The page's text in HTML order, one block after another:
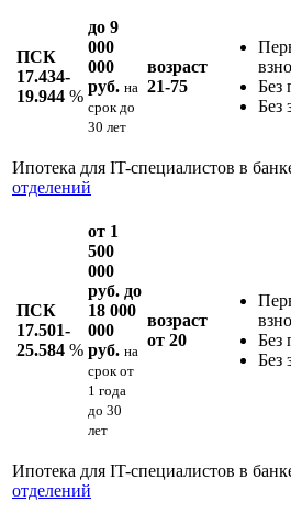
ПСК
17.434-
19.944 %
до 9
000
000
руб. на
срокдо
30 лет
возраст
21-75
Без
Без
Ипотека для IT-специалистов в
отделений
ПСК
17.501-
25.584 %
от 1
500
000
руб. до
18 000
000
руб. на
срокот
1 года
до 30
лет
возраст
от 20
Без
Без
Ипотека для IT-специалистов в
отделений